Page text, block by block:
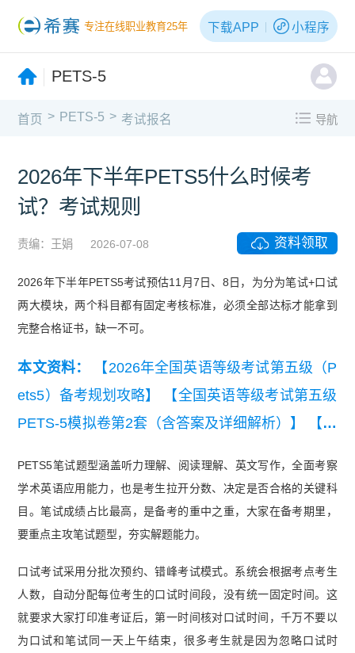
专注在线职业教育25年 下载APP 小程序
PETS-5
首页 > PETS-5 > 考试报名 导航
2026年下半年PETS5什么时候考
试？考试规则
责编：王娟 2026-07-08 资料领取
2026年下半年PETS5考试预估11月7日、8日，为分为笔试+口试
两大模块，两个科目都有固定考核标准，必须全部达标才能拿到
完整合格证书，缺一不可。
本文资料：
【2026年全国英语等级考试第五级（P
ets5）备考规划攻略】
【全国英语等级考试第五级
PETS-5模拟卷第2套（含答案及详细解析）】
【全
案及详细解析）】
【全国英语等级考试PETS-5大
纲样卷】 【PETS-5口试个人陈述常见话题】
PETS5笔试题型涵盖听力理解、阅读理解、英文写作，全面考察
学术英语应用能力，也是考生拉开分数、决定是否合格的关键科
目。笔试成绩占比最高，是备考的重中之重，大家在备考期里，
要重点主攻笔试题型，夯实解题能力。
口试考试采用分批次预约、错峰考试模式。系统会根据考点考生
人数，自动分配每位考生的口试时间段，没有统一固定时间。这
就要求大家打印准考证后，第一时间核对口试时间，千万不要以
为口试和笔试同一天上午结束，很多考生就是因为忽略口试时